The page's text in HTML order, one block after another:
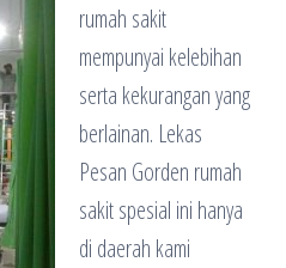
rumah sakit
mempunyai kelebihan
serta kekurangan yang
berlainan. Lekas
Pesan Gorden rumah
sakit spesial ini hanya
di daerah kami